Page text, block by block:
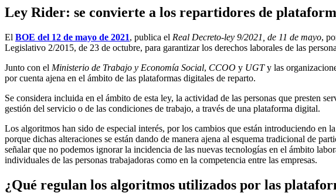
Ley Rider: se convierte a los repartidores de
El BOE del 12 de mayo de 2021, publica el Real Decreto-ley 9/2021, de 11 de mayo,
Legislativo 2/2015, de 23 de octubre, para garantizar los derechos laborales de las
Junto con el Ministerio de Trabajo y Economía Social, CCOO y UGTy las
por cuenta ajena en el ámbito de las plataformas digitales de reparto.
Se considera incluida en el ámbito de esta ley, la actividad de las personas que presten
gestión del servicio o de las condiciones de trabajo, a través de una plataforma digital.
Los algoritmos han sido de especial interés, por los cambios que están introduciendo en
porque dichas alteraciones se están dando de manera ajena al esquema tradicional de
señalar que no podemos ignorar la incidencia de las nuevas tecnologías en el ámbito
individuales de las personas trabajadoras como en la competencia entre las empresas.
¿Qué regulan los algoritmos utilizados por las